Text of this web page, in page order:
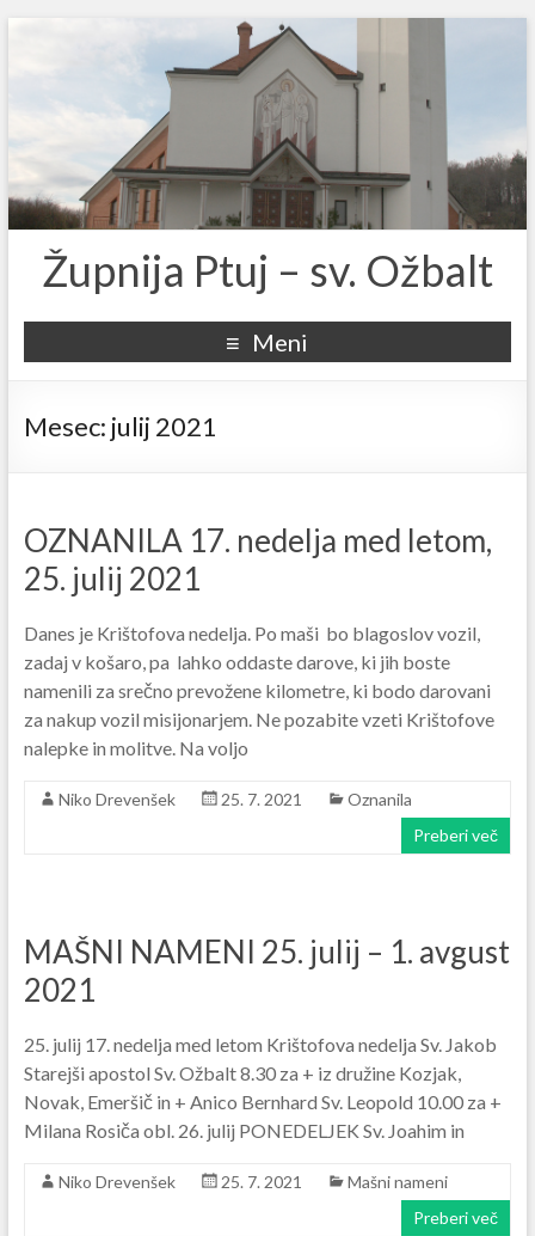
Župnija Ptuj – sv. Ožbalt
Meni
Mesec: julij 2021
OZNANILA 17. nedelja med letom,
25. julij 2021
Danes je Krištofova nedelja. Po maši bo blagoslov vozil,
zadaj v košaro, pa lahko oddaste darove, ki jih boste
namenili za srečno prevožene kilometre, ki bodo darovani
za nakup vozil misijonarjem. Ne pozabite vzeti Krištofove
nalepke in molitve. Na voljo
Niko Drevenšek 25. 7. 2021
Oznanila
Preberi več
MAŠNI NAMENI 25. julij – 1. avgust
2021
25. julij 17. nedelja med letom Krištofova nedelja Sv. Jakob
Starejši apostol Sv. Ožbalt 8.30 za + iz družine Kozjak,
Novak, Emeršič in + Anico Bernhard Sv. Leopold 10.00 za +
Milana Rosiča obl. 26. julij PONEDELJEK Sv. Joahim in
Niko Drevenšek 25. 7. 2021
Mašni nameni
Preberi več